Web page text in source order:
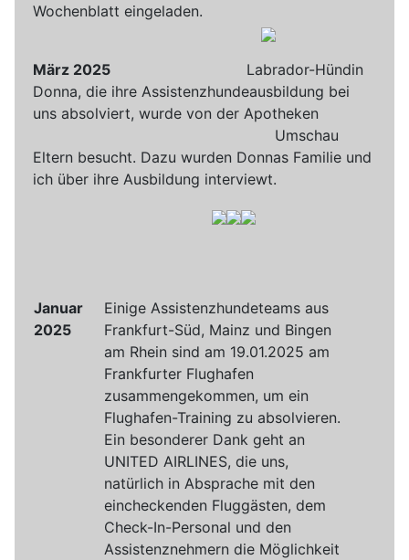
Wochenblatt eingeladen.
März 2025
Labrador-Hündin
Donna, die ihre Assistenzhundeausbildung bei
uns absolviert, wurde von der Apotheken
Umschau
Eltern besucht. Dazu wurden Donnas Familie und
ich über ihre Ausbildung interviewt.
Januar
2025
Einige Assistenzhundeteams aus
Frankfurt-Süd, Mainz und Bingen
am Rhein sind am 19.01.2025 am
Frankfurter Flughafen
zusammengekommen, um ein
Flughafen-Training zu absolvieren.
Ein besonderer Dank geht an
UNITED AIRLINES, die uns,
natürlich in Absprache mit den
eincheckenden Fluggästen, dem
Check-In-Personal und den
Assistenznehmern die Möglichkeit